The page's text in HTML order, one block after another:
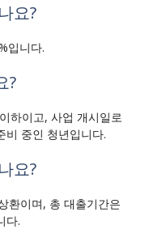
요?
입니다.
?
하이고, 사업 개시일로
비 중인 청년입니다.
요?
환이며, 총 대출기간은
다.